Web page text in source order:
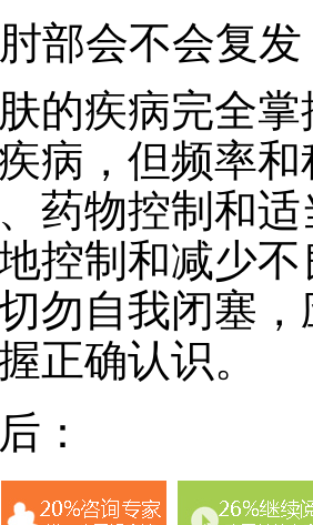
部会不会复发
的疾病完全
病，但频率
药物控制和
控制和减少
勿自我闭塞
正确认识。
：